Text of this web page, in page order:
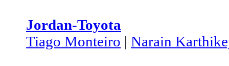
Jordan-Toyota
Tiago Monteiro | Narain